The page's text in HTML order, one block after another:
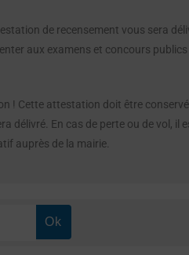
de recensement vous sera
aux examens et concours
! Cette attestation doit être
délivré. En cas de perte ou de vol,
auprès de la mairie.